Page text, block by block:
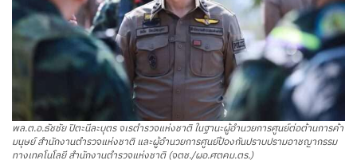
พล.ต.อ.ธัชชัย ปิตะนีละบุตร จเรตำรวจแห่งชาติ ในฐานะผู้อำนวยการศูนย์ต่อต้านการค้า
มนุษย์ สำนักงานตำรวจแห่งชาติ และผู้อำนวยการศูนย์ป้องกันปราบปรามอาชญากรรม
ทางเทคโนโลยี สำนักงานตำรวจแห่งชาติ (จตช./ผอ.ศตคม.ตร.)